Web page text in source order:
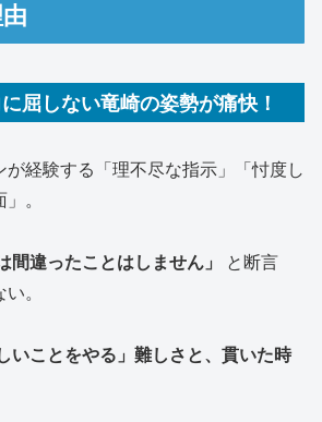
屈しない竜崎の姿勢が痛快！
経験する「理不尽な指示」「忖度し
。
間違ったことはしません」
と断言
。
いことをやる」難しさと、貫いた時